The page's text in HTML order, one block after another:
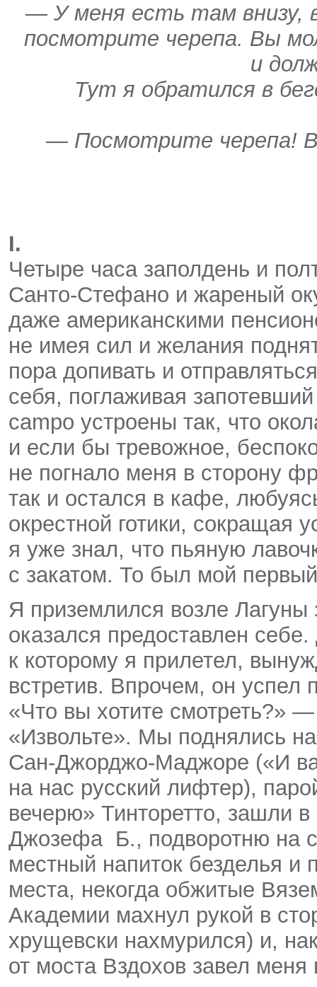
— У меня есть там внизу,
посмотрите черепа. Вы
и
Тут я обратился в
— Посмотрите черепа!
I.
Четыре часа заполдень и
Санто-Стефано и жареный
даже американскими
не имея сил и желания
пора допивать и
себя, поглаживая
campo устроены так, что
и если бы тревожное,
не погнало меня в сторону
так и остался в кафе,
окрестной готики,
я уже знал, что пьяную
с закатом. То был мой первый
Я приземлился возле Лагуны
оказался предоставлен
к которому я прилетел,
встретив. Впрочем, он успел
«Что вы хотите смотреть?»
«Извольте». Мы поднялись
Сан-Джорджо-Маджоре («И
на нас русский лифтер),
вечерю» Тинторетто, зашли
Джозефа Б., подворотню на
местный напиток безделья и
места, некогда обжитые
Академии махнул рукой в
хрущевски нахмурился) и,
от моста Вздохов завел